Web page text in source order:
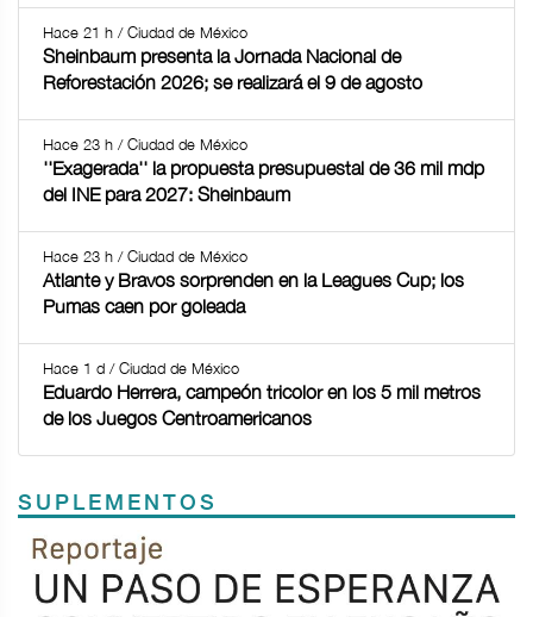
Hace 21 h / Ciudad de México
Sheinbaum presenta la Jornada Nacional de
Reforestación 2026; se realizará el 9 de agosto
Hace 23 h / Ciudad de México
''Exagerada'' la propuesta presupuestal de 36 mil mdp
del INE para 2027: Sheinbaum
Hace 23 h / Ciudad de México
Atlante y Bravos sorprenden en la Leagues Cup; los
Pumas caen por goleada
Hace 1 d / Ciudad de México
Eduardo Herrera, campeón tricolor en los 5 mil metros
de los Juegos Centroamericanos
SUPLEMENTOS